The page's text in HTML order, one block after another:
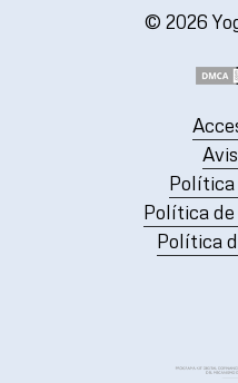
© 2026
Política
Política
Política